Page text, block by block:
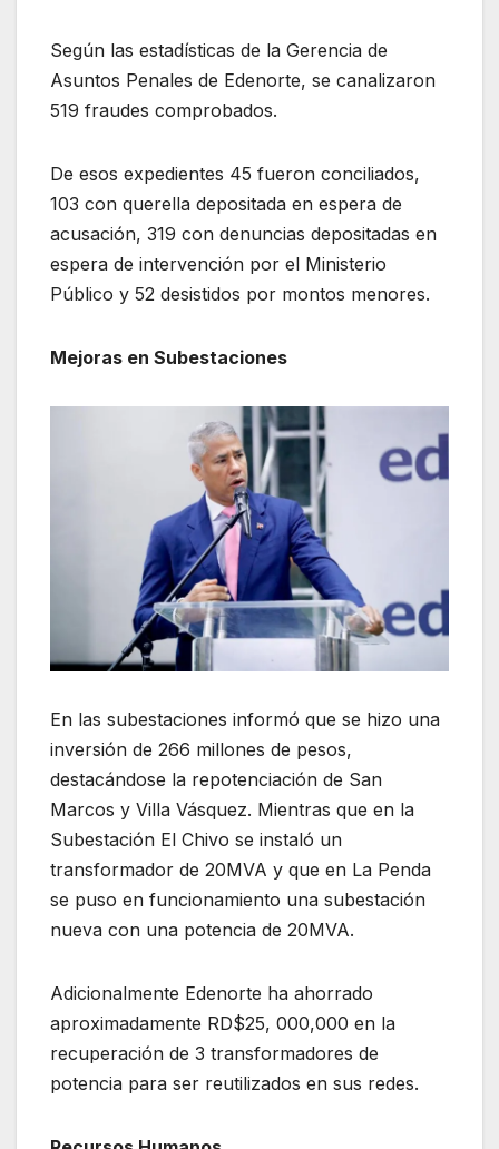
Según las estadísticas de la Gerencia de
Asuntos Penales de Edenorte, se canalizaron
519 fraudes comprobados.
De esos expedientes 45 fueron conciliados,
103 con querella depositada en espera de
acusación, 319 con denuncias depositadas en
espera de intervención por el Ministerio
Público y 52 desistidos por montos menores.
Mejoras en Subestaciones
En las subestaciones informó que se hizo una
inversión de 266 millones de pesos,
destacándose la repotenciación de San
Marcos y Villa Vásquez. Mientras que en la
Subestación El Chivo se instaló un
transformador de 20MVA y que en La Penda
se puso en funcionamiento una subestación
nueva con una potencia de 20MVA.
Adicionalmente Edenorte ha ahorrado
aproximadamente RD$25, 000,000 en la
recuperación de 3 transformadores de
potencia para ser reutilizados en sus redes.